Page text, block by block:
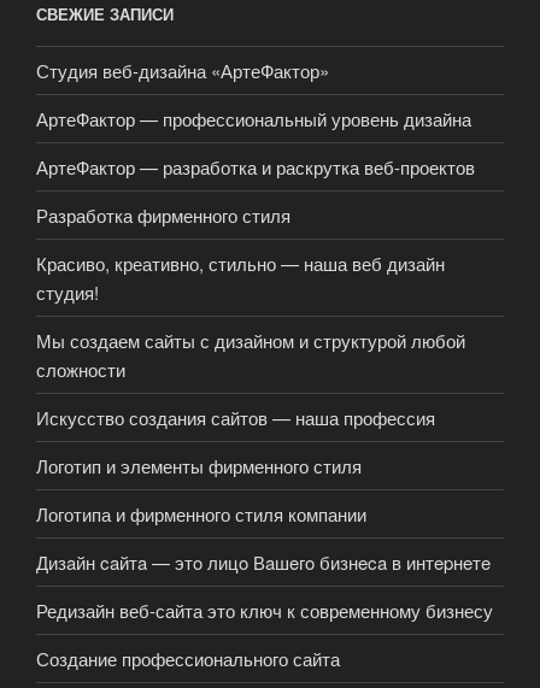
СВЕЖИЕ ЗАПИСИ
Студия веб-дизайна «АртеФактор»
АртеФактор — профессиональный уровень дизайна
АртеФактор — разработка и раскрутка веб-проектов
Разработка фирменного стиля
Красиво, креативно, стильно — наша веб дизайн
студия!
Мы создаем сайты с дизайном и структурой любой
сложности
Искусство создания сайтов — наша профессия
Логотип и элементы фирменного стиля
Логотипа и фирменного стиля компании
Дизaйн caйтa — этo лицo Вaшeгo бизнeca в интepнeтe
Редизайн веб-сайта это ключ к современному бизнесу
Создание профессионального сайта